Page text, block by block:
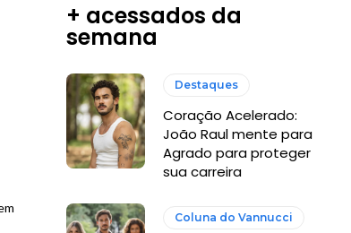
+ acessados da
semana
Destaques
Coração Acelerado:
João Raul mente para
Agrado para proteger
sua carreira
Coluna do Vannucci